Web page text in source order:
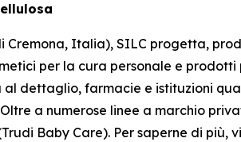
Cremona, Italia), SILC progetta,
per la cura personale e
dettaglio, farmacie e istituzioni
a numerose linee a marchio
Baby Care). Per saperne di più,